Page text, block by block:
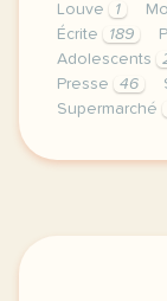
Louve
1
Écrite
189
Adolescents
Presse
46
Supermarché
duree